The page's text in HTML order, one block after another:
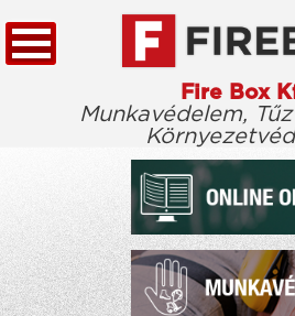
Fire Box
Munkavédelem,
KEZDŐLAP
TÖRVÉNYTÁR
CÉGÜNKRŐL
KIEMELT ÜGYFELEINK